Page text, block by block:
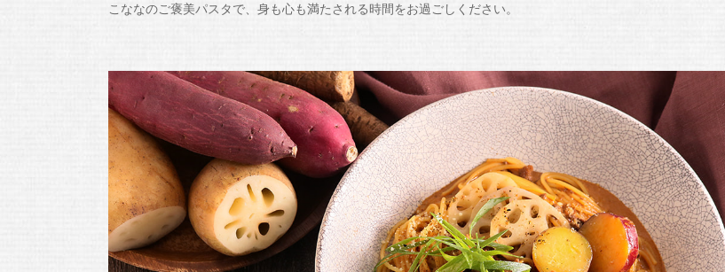
こななのご褒美パスタで、身も心も満たされる時間をお過ごしください。